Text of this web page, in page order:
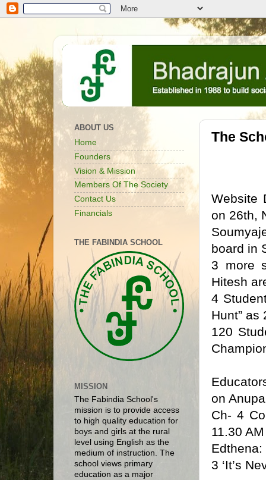
The
Website
on 26th,
board in
3 more
Hitesh
4
Hunt” as
120
on
Ch- 4
11.30
3 ‘It’s
ABOUT US
Home
Founders
Vision & Mission
Members Of The Society
Contact Us
Financials
THE FABINDIA SCHOOL
MISSION
The Fabindia School's
mission is to provide access
to high quality education for
boys and girls at the rural
level using English as the
medium of instruction. The
school views primary
education as a major